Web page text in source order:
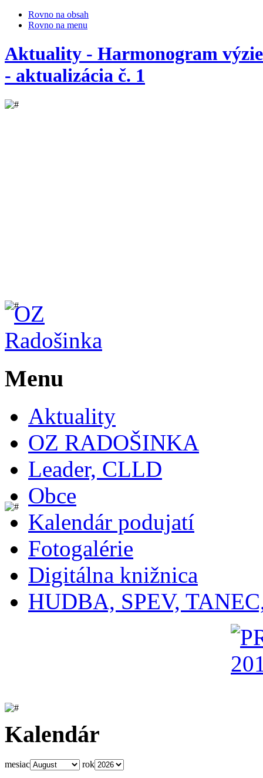
Rovno na obsah
Rovno na menu
Aktuality - Harmonogram
- aktualizácia č. 1
Menu
Aktuality
OZ RADOŠINKA
Leader, CLLD
Obce
Kalendár podujatí
Fotogalérie
Digitálna knižnica
HUDBA, SPEV,
Kalendár
mesiac rok